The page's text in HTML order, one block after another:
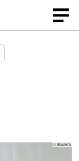
© Bastefix